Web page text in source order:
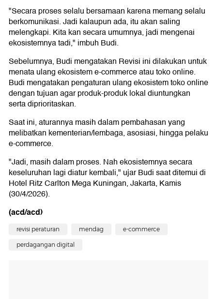
"Secara proses selalu bersamaan karena memang selalu
berkomunikasi. Jadi kalaupun ada, itu akan saling
melengkapi. Kita kan secara umumnya, jadi mengenai
ekosistemnya tadi," imbuh Budi.
Sebelumnya, Budi mengatakan Revisi ini dilakukan untuk
menata ulang ekosistem e-commerce atau toko online.
Budi mengatakan pengaturan ulang ekosistem toko online
dengan tujuan agar produk-produk lokal diuntungkan
serta diprioritaskan.
Saat ini, aturannya masih dalam pembahasan yang
melibatkan kementerian/lembaga, asosiasi, hingga pelaku
e-commerce.
"Jadi, masih dalam proses. Nah ekosistemnya secara
keseluruhan lagi diatur kembali," ujar Budi saat ditemui di
Hotel Ritz Carlton Mega Kuningan, Jakarta, Kamis
(30/4/2026).
(acd/acd)
revisi peraturan mendag e-commerce
perdagangan digital